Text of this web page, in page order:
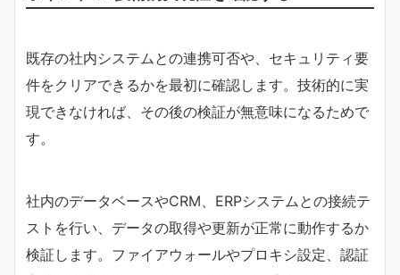
既存の社内システムとの連携可否や、セキュリティ要
件をクリアできるかを最初に確認します。技術的に実
現できなければ、その後の検証が無意味になるためで
す。
社内のデータベースやCRM、ERPシステムとの接続テ
ストを行い、データの取得や更新が正常に動作するか
検証します。ファイアウォールやプロキシ設定、認証